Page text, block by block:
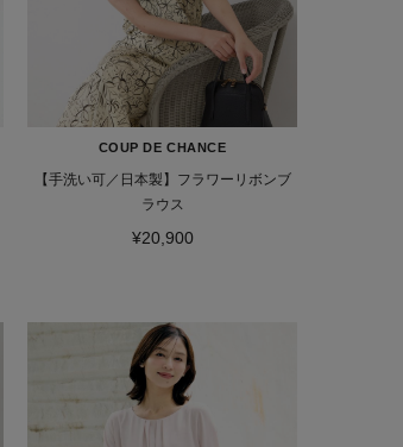
COUP DE CHANCE
【手洗い可／日本製】フラワーリボンブ
ラウス
¥20,900